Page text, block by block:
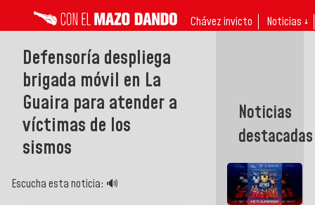
Chávez invicto Noticias ↓
Defensoría despliega
brigada móvil en La
Guaira para atender a
víctimas de los
sismos
Escucha esta noticia: 🔊
Noticias
destacadas